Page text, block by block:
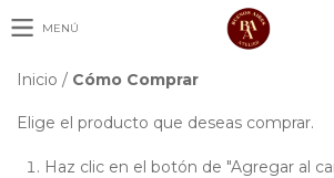
MENÚ
Inicio / Cómo Comprar
Elige el producto que deseas comprar.
Haz clic en el botón de "Agregar al